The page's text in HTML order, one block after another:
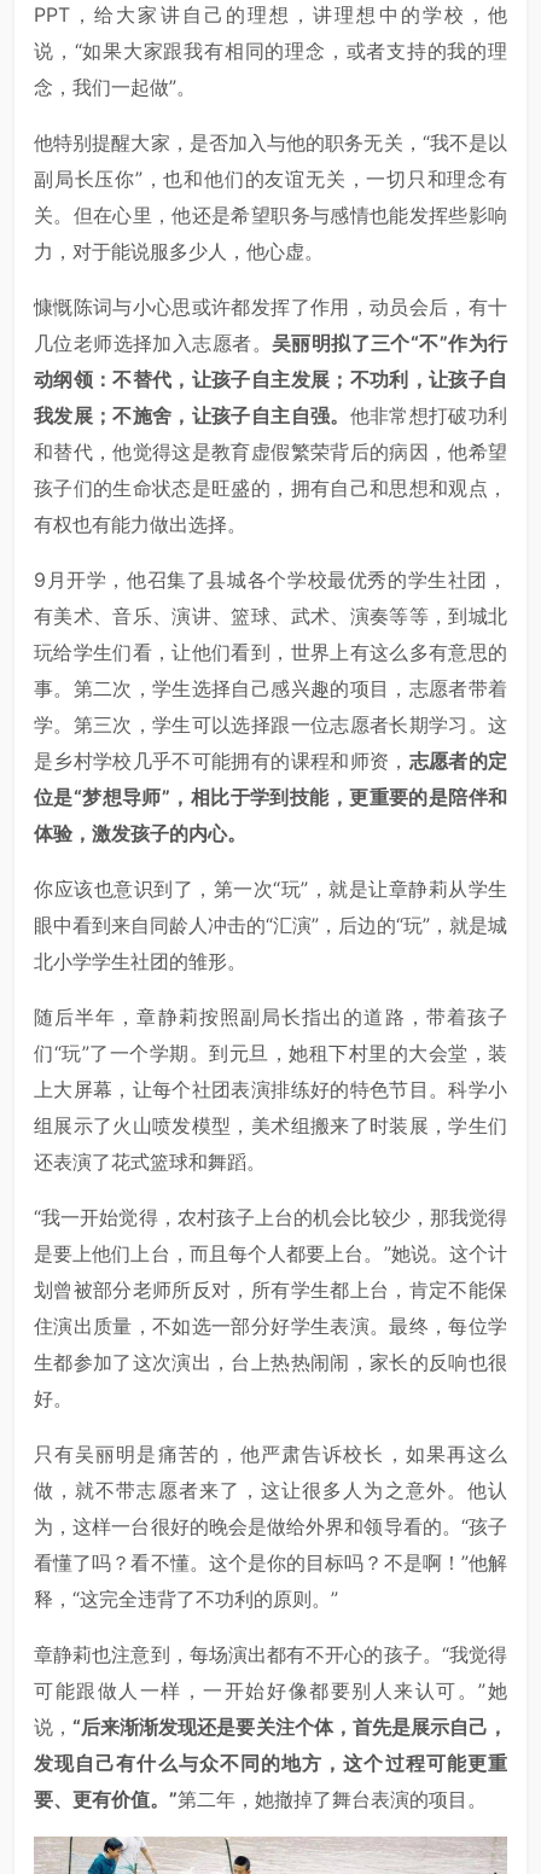
PPT，给大家讲自己的理想，讲理想中的学校，他
说，“如果大家跟我有相同的理念，或者支持的我的理
念，我们一起做”。
他特别提醒大家，是否加入与他的职务无关，“我不是以
副局长压你”，也和他们的友谊无关，一切只和理念有
关。但在心里，他还是希望职务与感情也能发挥些影响
力，对于能说服多少人，他心虚。
慷慨陈词与小心思或许都发挥了作用，动员会后，有十
几位老师选择加入志愿者。 吴丽明拟了三个“不”作为行
动纲领：不替代，让孩子自主发展；不功利，让孩子自
我发展；不施舍，让孩子自主自强。 他非常想打破功利
和替代，他觉得这是教育虚假繁荣背后的病因，他希望
孩子们的生命状态是旺盛的，拥有自己和思想和观点，
有权也有能力做出选择。
9月开学，他召集了县城各个学校最优秀的学生社团，
有美术、音乐、演讲、篮球、武术、演奏等等，到城北
玩给学生们看，让他们看到，世界上有这么多有意思的
事。第二次，学生选择自己感兴趣的项目，志愿者带着
学。第三次，学生可以选择跟一位志愿者长期学习。这
是乡村学校几乎不可能拥有的课程和师资， 志愿者的定
位是“梦想导师”，相比于学到技能，更重要的是陪伴和
体验，激发孩子的内心。
你应该也意识到了，第一次“玩”，就是让章静莉从学生
眼中看到来自同龄人冲击的“汇演”，后边的“玩”，就是城
北小学学生社团的雏形。
随后半年，章静莉按照副局长指出的道路，带着孩子
们“玩”了一个学期。到元旦，她租下村里的大会堂，装
上大屏幕，让每个社团表演排练好的特色节目。科学小
组展示了火山喷发模型，美术组搬来了时装展，学生们
还表演了花式篮球和舞蹈。
“我一开始觉得，农村孩子上台的机会比较少，那我觉得
是要上他们上台，而且每个人都要上台。”她说。这个计
划曾被部分老师所反对，所有学生都上台，肯定不能保
住演出质量，不如选一部分好学生表演。最终，每位学
生都参加了这次演出，台上热热闹闹，家长的反响也很
好。
只有吴丽明是痛苦的，他严肃告诉校长，如果再这么
做，就不带志愿者来了，这让很多人为之意外。他认
为，这样一台很好的晚会是做给外界和领导看的。“孩子
看懂了吗？看不懂。这个是你的目标吗？不是啊！”他解
释，“这完全违背了不功利的原则。”
章静莉也注意到，每场演出都有不开心的孩子。“我觉得
可能跟做人一样，一开始好像都要别人来认可。”她
说， “后来渐渐发现还是要关注个体，首先是展示自己，
发现自己有什么与众不同的地方，这个过程可能更重
要、更有价值。”第二年，她撤掉了舞台表演的项目。